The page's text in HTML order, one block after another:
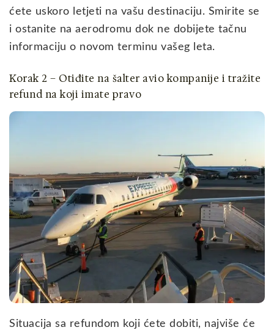
ćete uskoro letjeti na vašu destinaciju. Smirite se
i ostanite na aerodromu dok ne dobijete tačnu
informaciju o novom terminu vašeg leta.
Korak 2 – Otiđite na šalter avio kompanije i tražite
refund na koji imate pravo
Situacija sa refundom koji ćete dobiti, najviše će